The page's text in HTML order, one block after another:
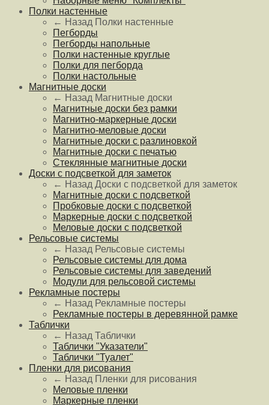
Полки настенные
← Назад Полки настенные
Пегборды
Пегборды напольные
Полки настенные круглые
Полки для пегборда
Полки настольные
Магнитные доски
← Назад Магнитные доски
Магнитные доски без рамки
Магнитно-маркерные доски
Магнитно-меловые доски
Магнитные доски с разлиновкой
Магнитные доски с печатью
Стеклянные магнитные доски
Доски с подсветкой для заметок
← Назад Доски с подсветкой для заметок
Магнитные доски с подсветкой
Пробковые доски с подсветкой
Маркерные доски с подсветкой
Меловые доски с подсветкой
Рельсовые системы
← Назад Рельсовые системы
Рельсовые системы для дома
Рельсовые системы для заведений
Модули для рельсовой системы
Рекламные постеры
← Назад Рекламные постеры
Рекламные постеры в деревянной рамке
Таблички
← Назад Таблички
Таблички "Указатели"
Таблички "Туалет"
Пленки для рисования
← Назад Пленки для рисования
Меловые пленки
Маркерные пленки